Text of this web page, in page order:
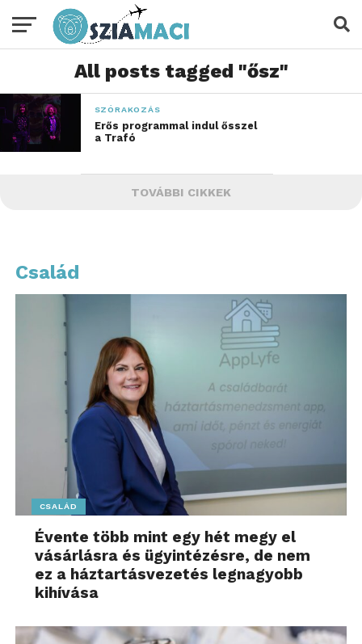
All posts tagged "ősz"
SZÓRAKOZÁS
Erős programmal indul ősszel
a Trafó
TOVÁBBI CIKKEK
Család
CSALÁD
Évente több mint egy hét megy el
vásárlásra és ügyintézésre, de nem
ez a háztartásvezetés legnagyobb
kihívása